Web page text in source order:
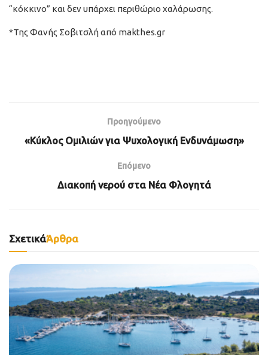
“κόκκινο” και δεν υπάρχει περιθώριο χαλάρωσης.
*Της Φανής Σοβιτσλή από makthes.gr
Προηγούμενο
«Κύκλος Ομιλιών για Ψυχολογική Ενδυνάμωση»
Επόμενο
Διακοπή νερού στα Νέα Φλογητά
ΣχετικάΆρθρα